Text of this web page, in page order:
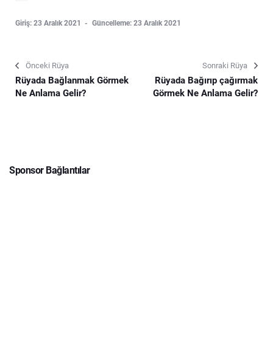
Giriş: 23 Aralık 2021 Güncelleme: 23 Aralık 2021
Önceki Rüya
Rüyada Bağlanmak Görmek
Ne Anlama Gelir?
Sonraki Rüya
Rüyada Bağırıp çağırmak
Görmek Ne Anlama Gelir?
Sponsor Bağlantılar